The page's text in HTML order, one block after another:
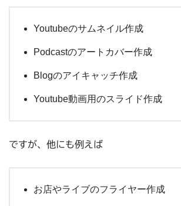
Youtubeのサムネイル作成
Podcastのアートカバー作成
Blogのアイキャッチ作成
Youtube動画用のスライド作成
ですが、他にも例えば
お店やライブのフライヤー作成